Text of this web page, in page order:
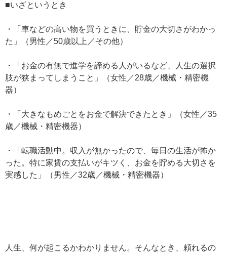
■いざというとき
・「車などの高い物を買うときに、貯金の大切さがわかっ
た」（男性／50歳以上／その他）
・「お金の有無で進学を諦める人がいるなど、人生の選択
肢が狭まってしまうこと」（女性／28歳／機械・精密機
器）
・「大きなもめごとをお金で解決できたとき」（女性／35
歳／機械・精密機器）
・「転職活動中。収入が無かったので、毎日の生活が怖か
った。特に家賃の支払いがキツく、お金を貯める大切さを
実感した」（男性／32歳／機械・精密機器）
人生、何が起こるかわかりません。そんなとき、頼れるの